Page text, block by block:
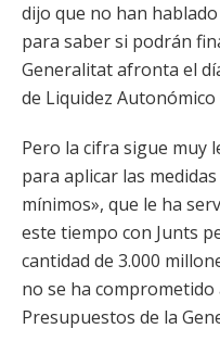
dijo que no han
para saber si podrán
Generalitat afronta el
de Liquidez Autonómico
Pero la cifra sigue muy
para aplicar las
mínimos», que le ha
este tiempo con Junts
cantidad de 3.000
no se ha
Presupuestos de la